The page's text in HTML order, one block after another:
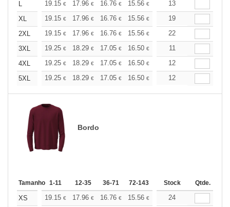
L
19.15 € 17.96 € 16.76 € 15.56 € 14.36€
13
XL
19.15 € 17.96 € 16.76 € 15.56 € 14.36€
19
2XL
19.15 € 17.96 € 16.76 € 15.56 € 14.36€
22
3XL
19.25 € 18.29 € 17.05 € 16.50 € 15.68€
11
4XL
19.25 € 18.29 € 17.05 € 16.50 € 15.68€
12
5XL
19.25 € 18.29 € 17.05 € 16.50 € 15.68€
12
Bordo
Tamanho 1-11 12-35 36-71 72-143 144-287 288 +
Stock Qtde.
XS 19.15 € 17.96 € 16.76 € 15.56 € 14.36€
24